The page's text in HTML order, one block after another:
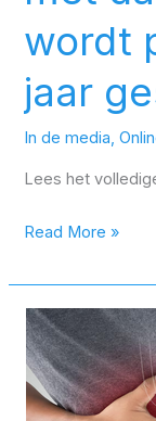
wordt
jaar
In de media ,
Lees het
Read More »
Twee
gratis
infomomenten
in